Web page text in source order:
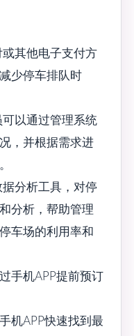
其他电子支付方
少停车排队时
以通过管理系统
，并根据需求进
据分析工具，对停
分析，帮助管理
车场的利用率和
手机APP提前预订
机APP快速找到最